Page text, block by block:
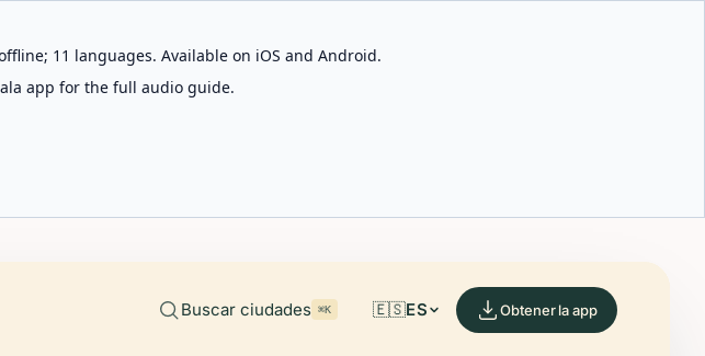
11 languages. Available on iOS and Android.
app for the full audio guide.
Buscar ciudades ⌘K 🇪🇸ES Obtener la app